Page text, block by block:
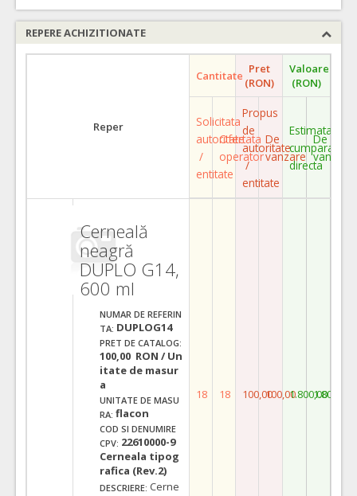
REPERE ACHIZITIONATE
Reper
Cantitate Pret
(RON)
Valoare
(RON)
Solicitata
autoritate
/
entitate
Ofertata
operator
Propus
de
autoritate
/
entitate
De
vanzare
Estimata
cumparare
directa
De
vanzare
Cerneală
neagră
DUPLO G14,
600 ml
NUMAR DE REFERIN
TA: DUPLOG14
PRET DE CATALOG:
100,00 RON / Un
itate de masur
a
UNITATE DE MASU
RA: flacon
COD SI DENUMIRE
CPV: 22610000-9
Cerneala tipog
rafica (Rev.2)
DESCRIERE: Cerne
18 18 100,00100,001.800,001.800,00